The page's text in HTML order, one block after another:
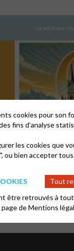
LETTRE DES
cookies pour son
fins d'analyse
les cookies que
ou bien accepter
Tout
être retrouvés à
deMentions